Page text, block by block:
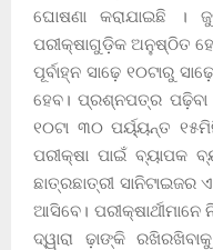
ଘୋଷଣା କରାଯାଇଛି ।
ପରୀକ୍ଷାଗୁଡ଼ିକ ଅନୁଷ୍ଠିତ
ପୂର୍ବାହ୍ନ ସାଢ଼େ ୧୦ଟାରୁ
ହେବ। ପ୍ରଶ୍ନପତ୍ର ପଢ଼ିବା
୧୦ଟା ୩୦ ପର୍ୟ୍ୟନ୍ତ
ପରୀକ୍ଷା ପାଇଁ ବ୍ୟାପକ
ଛାତ୍ରଛାତ୍ରୀ
ଆସିବେ।
ଦ୍ୱାରା ଢ଼ାଙ୍କି